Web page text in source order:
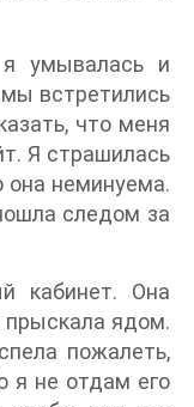
умывалась и
встретились
что меня
Я страшилась
она неминуема.
следом за
кабинет. Она
прыскала ядом.
пожалеть,
я не отдам его